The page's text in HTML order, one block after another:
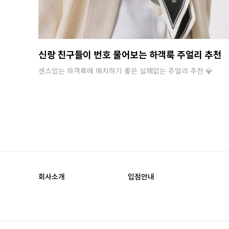
신랑 친구들이 번호 물어보는 하객룩 주얼리 추천
센스있는 하객룩에 매치하기 좋은 실패없는 주얼리 추천 💎
회사소개 입점안내